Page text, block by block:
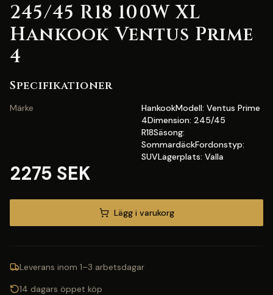
245/45 R18 100W XL
Hankook Ventus Prime
4
Specifikationer
Märke
HankookModell: Ventus Prime
4Dimension: 245/45
R18Säsong:
SommardäckFordonstyp:
SUVLagerplats: Valla
2275 SEK
Lägg i varukorg
Leverans inom 1–3 arbetsdagar
14 dagars öppet köp